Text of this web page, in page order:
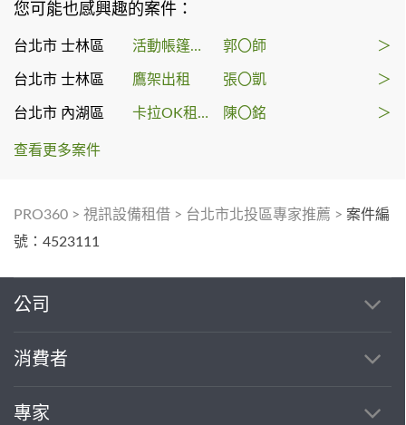
您可能也感興趣的案件：
台北市 士林區 活動帳篷出租 郭〇師 ＞
台北市 士林區 鷹架出租 張〇凱 ＞
台北市 內湖區 卡拉OK租賃 陳〇銘 ＞
查看更多案件
PRO360 > 視訊設備租借 > 台北市北投區專家推薦 > 案件編
號：4523111
公司
消費者
專家